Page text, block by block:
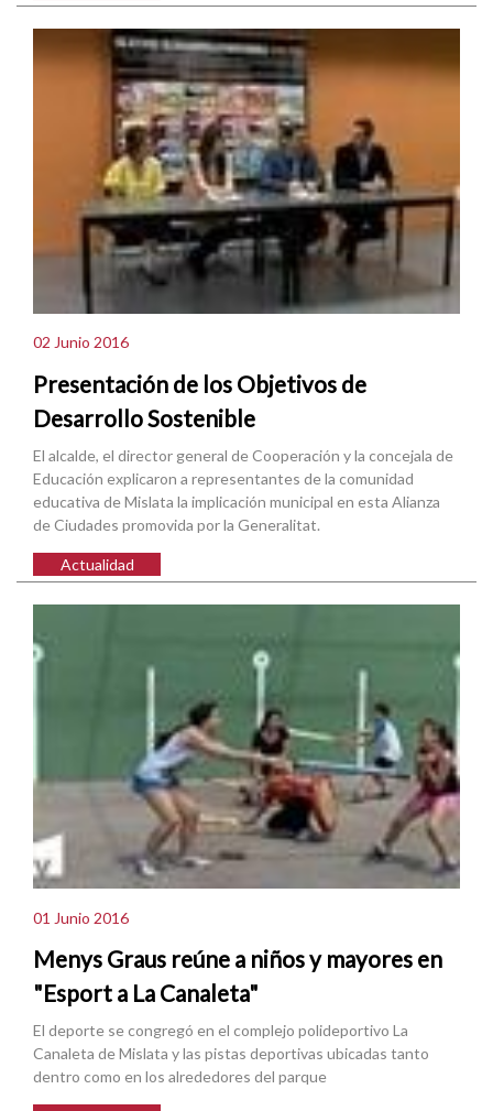
02 Junio 2016
Presentación de los Objetivos de
Desarrollo Sostenible
El alcalde, el director general de Cooperación y la concejala de
Educación explicaron a representantes de la comunidad
educativa de Mislata la implicación municipal en esta Alianza
de Ciudades promovida por la Generalitat.
Actualidad
01 Junio 2016
Menys Graus reúne a niños y mayores en
"Esport a La Canaleta"
El deporte se congregó en el complejo polideportivo La
Canaleta de Mislata y las pistas deportivas ubicadas tanto
dentro como en los alrededores del parque